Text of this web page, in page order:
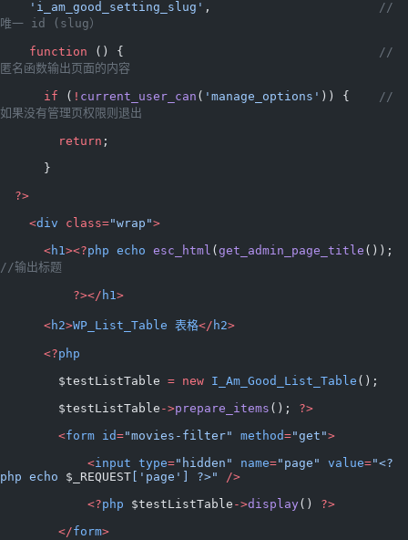
    'i_am_good_setting_slug'
,
//
唯一 id (slug）
    function
() {
//
匿名函数输出页面的内容
      if
( ! current_user_can ( 'manage_options' )) {
//
如果没有管理页权限则退出
        return
;
      }
  ?>
    <
div class="wrap">
      <
h1><?php echo esc_html ( get_admin_page_title
//输出标题
          ?></
h1>
      <
h2>WP_List_Table 表格</ h2>
      <?
php
        $testListTable
= new I_Am_Good_List_Table ();
        $testListTable
->prepare_items (); ?>
        <
form id="movies-filter" method="get">
            <
input type="hidden" name="page" value="<?
php echo $_REQUEST ['page'] ?>"
/>
            <?
php $testListTable ->display() ?>
        </
form>